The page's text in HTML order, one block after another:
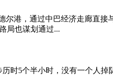
港，通过中巴经济走廊直接
局也谋划通过...
时5个半小时，没有一个人掉